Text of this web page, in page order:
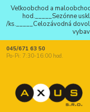
Veľkoobchod a
hod._____Sezónne
/ks._____Celozávodná
045/671 63 50
Po-Pi: 7:30-16:00 hod.